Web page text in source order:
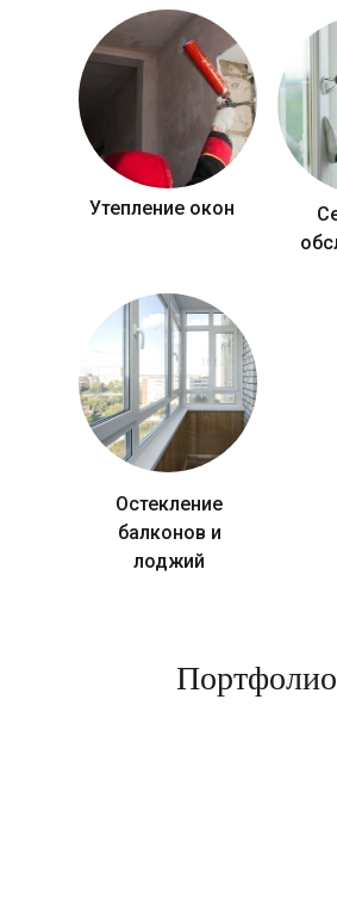
Утепление окон
Остекление
балконов и
лоджий
Портфолио